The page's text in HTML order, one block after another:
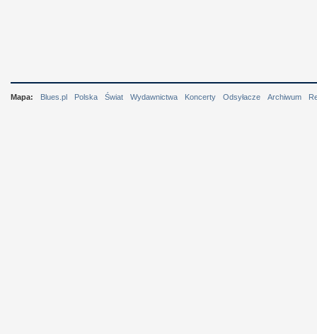
Mapa: Blues.pl Polska Świat Wydawnictwa Koncerty Odsyłacze Archiwum